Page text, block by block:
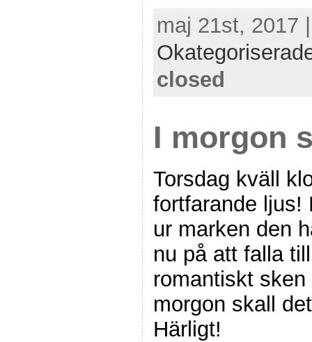
maj 21st, 2017
closed
I morgon
Torsdag kväll
fortfarande ljus!
ur marken den
nu på att falla
romantiskt
morgon skall
Härligt!